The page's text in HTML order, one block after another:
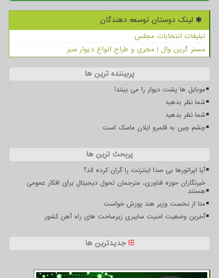
لینک دوستان توسعه دهندگان
تبلیغات انتخابات مجلس
مستر گرین وال | مجری و طراح انواع دیوار سبز
پربیننده ترین ها
موبایل ها پشت دیوار را می بینند!
شما نظر بدهید
شما نظر بدهید
چشم چین به قلمرو ایلان ماسک است
پربحث ترین ها
آیا اپراتورها بی صدا اینترنت را گران کرده اند؟
خبرنگاران حوزه فناوری، مترجمان تحول دیجیتال برای افکار عمومی
هستند
متا از نخست وزیر هند پوزش خواست
آخرین وضعیت امنیت سایبری زیرساخت های راه آهن کشور
جدیدترین ها